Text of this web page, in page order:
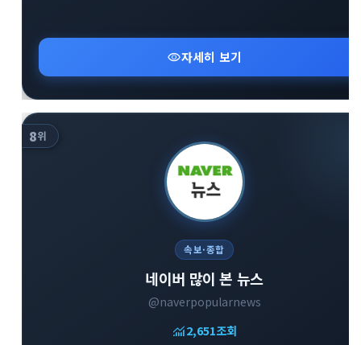
visibility자세히 보기
8위
속보·종합
네이버 많이 본 뉴스
@naverpopularnews
monitoring2,651조회